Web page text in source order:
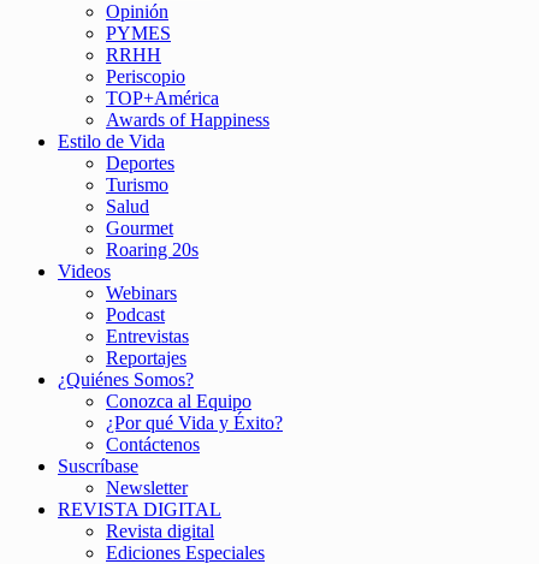
Opinión
PYMES
RRHH
Periscopio
TOP+América
Awards of Happiness
Estilo de Vida
Deportes
Turismo
Salud
Gourmet
Roaring 20s
Videos
Webinars
Podcast
Entrevistas
Reportajes
¿Quiénes Somos?
Conozca al Equipo
¿Por qué Vida y Éxito?
Contáctenos
Suscríbase
Newsletter
REVISTA DIGITAL
Revista digital
Ediciones Especiales